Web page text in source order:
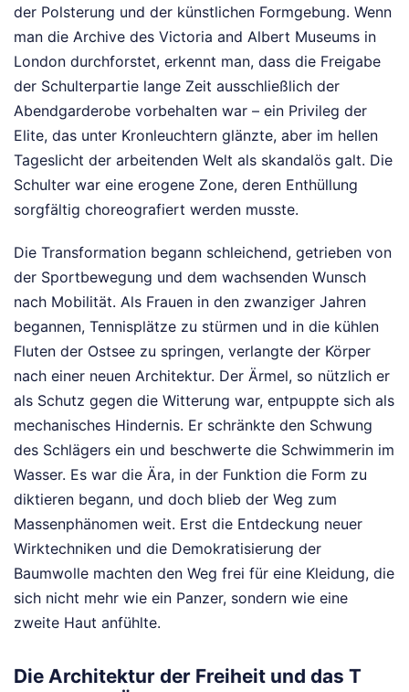
der Polsterung und der künstlichen Formgebung. Wenn
man die Archive des Victoria and Albert Museums in
London durchforstet, erkennt man, dass die Freigabe
der Schulterpartie lange Zeit ausschließlich der
Abendgarderobe vorbehalten war – ein Privileg der
Elite, das unter Kronleuchtern glänzte, aber im hellen
Tageslicht der arbeitenden Welt als skandalös galt. Die
Schulter war eine erogene Zone, deren Enthüllung
sorgfältig choreografiert werden musste.
Die Transformation begann schleichend, getrieben von
der Sportbewegung und dem wachsenden Wunsch
nach Mobilität. Als Frauen in den zwanziger Jahren
begannen, Tennisplätze zu stürmen und in die kühlen
Fluten der Ostsee zu springen, verlangte der Körper
nach einer neuen Architektur. Der Ärmel, so nützlich er
als Schutz gegen die Witterung war, entpuppte sich als
mechanisches Hindernis. Er schränkte den Schwung
des Schlägers ein und beschwerte die Schwimmerin im
Wasser. Es war die Ära, in der Funktion die Form zu
diktieren begann, und doch blieb der Weg zum
Massenphänomen weit. Erst die Entdeckung neuer
Wirktechniken und die Demokratisierung der
Baumwolle machten den Weg frei für eine Kleidung, die
sich nicht mehr wie ein Panzer, sondern wie eine
zweite Haut anfühlte.
Die Architektur der Freiheit und das T